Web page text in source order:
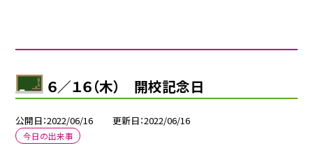
６／１６（木） 開校記念日
公開日 2022/06/16 更新日 2022/06/16
今日の出来事